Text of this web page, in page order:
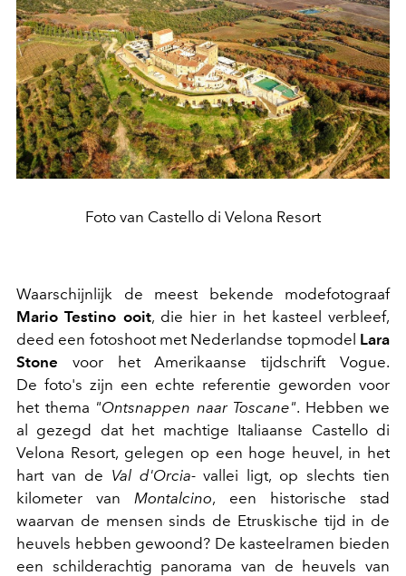
Foto van Castello di Velona Resort
Waarschijnlijk de meest bekende modefotograaf
Mario Testino ooit, die hier in het kasteel verbleef,
deed een fotoshoot met Nederlandse topmodel Lara
Stone voor het Amerikaanse tijdschrift Vogue.
De foto's zijn een echte referentie geworden voor
het thema "Ontsnappen naar Toscane". Hebben we
al gezegd dat het machtige Italiaanse Castello di
Velona Resort, gelegen op een hoge heuvel, in het
hart van de Val d'Orcia-vallei ligt, op slechts tien
kilometer van Montalcino, een historische stad
waarvan de mensen sinds de Etruskische tijd in de
heuvels hebben gewoond? De kasteelramen bieden
een schilderachtig panorama van de heuvels van